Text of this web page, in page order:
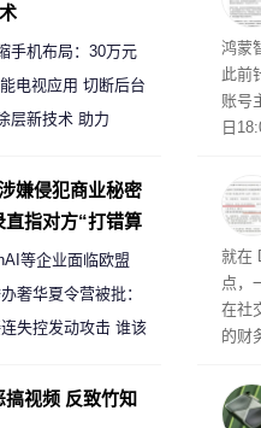
鸿蒙
此前
账号
日
的
已不
尚
就在
点，
在社
的财
件，
舰型
手机布局：30万元
将被逐步清退
电视应用 切断后台
行为
层新技术 助力
嫌侵犯商业秘密
直指对方“打错算
等企业面临欧盟
执法权限审查
奢华夏令营被批：
乌托邦”
失控发动攻击 谁该
视频 反致竹知